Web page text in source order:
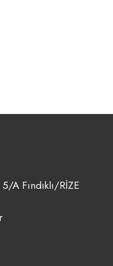
A Fındıklı/RİZE